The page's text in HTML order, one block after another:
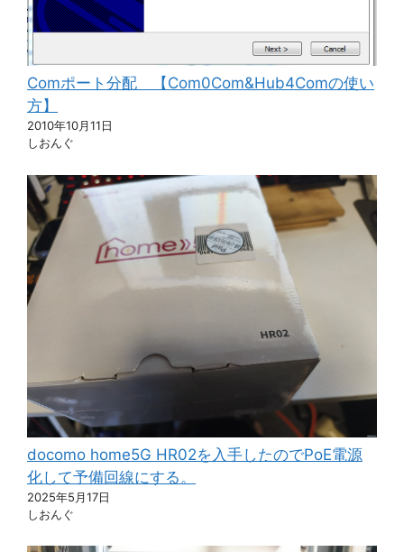
Comポート分配 【Com0Com&Hub4Comの使い
方】
2010年10月11日
しおんぐ
docomo home5G HR02を入手したのでPoE電源
化して予備回線にする。
2025年5月17日
しおんぐ